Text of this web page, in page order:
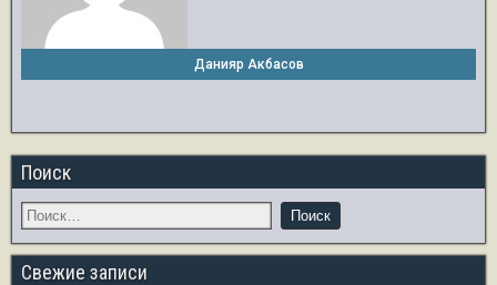
Данияр Акбасов
Поиск
Свежие записи